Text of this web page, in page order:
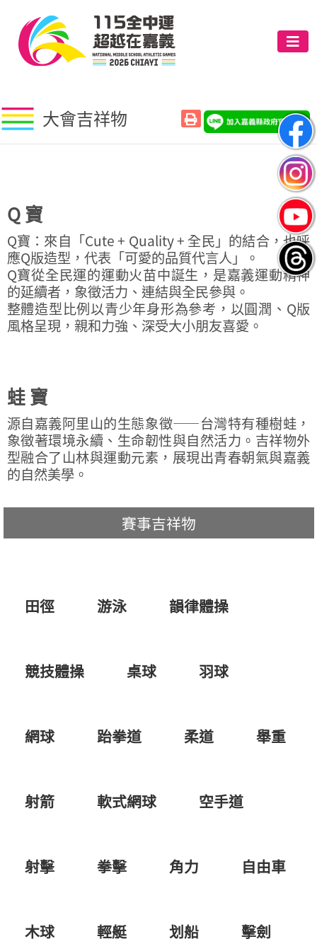
大會吉祥物
Q 寶
Q寶：來自「Cute + Quality + 全民」的結合，也呼
應Q版造型，代表「可愛的品質代言人」。
Q寶從全民運的運動火苗中誕生，是嘉義運動精神
的延續者，象徵活力、連結與全民參與。
整體造型比例以青少年身形為參考，以圓潤、Q版
風格呈現，親和力強、深受大小朋友喜愛。
蛙 寶
源自嘉義阿里山的生態象徵——台灣特有種樹蛙，
象徵著環境永續、生命韌性與自然活力。吉祥物外
型融合了山林與運動元素，展現出青春朝氣與嘉義
的自然美學。
賽事吉祥物
田徑 游泳 韻律體操
競技體操 桌球 羽球
網球 跆拳道 柔道 舉重
射箭 軟式網球 空手道
射擊 拳擊 角力 自由車
木球 輕艇 划船 擊劍